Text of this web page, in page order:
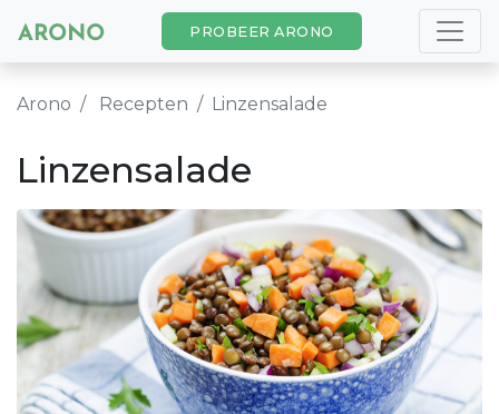
PROBEER ARONO
Arono Recepten Linzensalade
Linzensalade